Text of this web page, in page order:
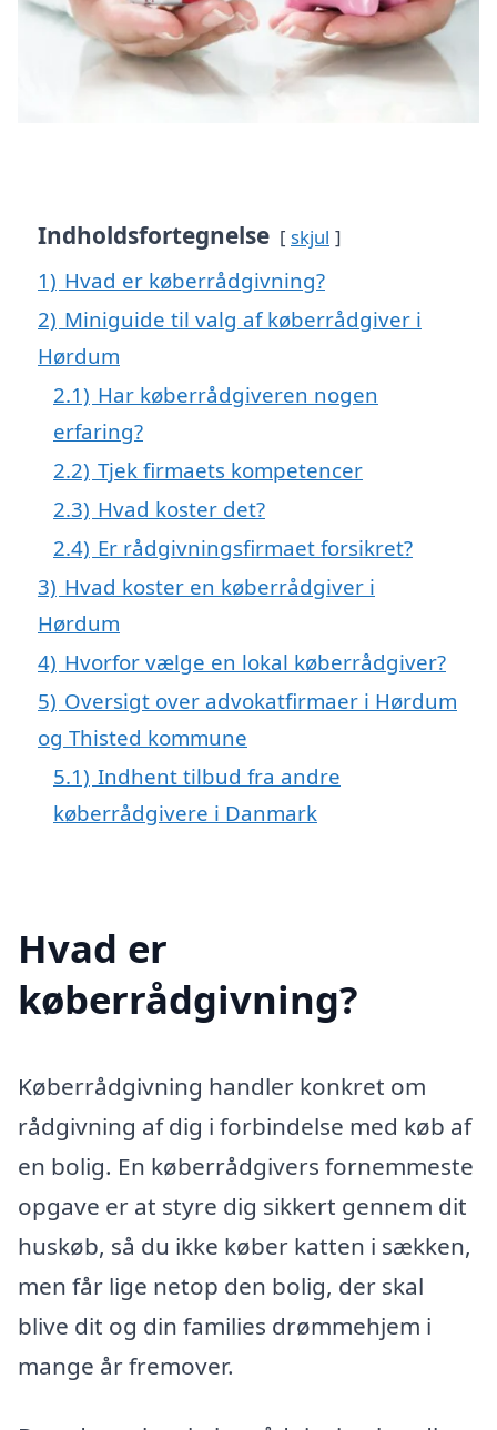
Indholdsfortegnelse skjul
1) Hvad er køberrådgivning?
2) Miniguide til valg af køberrådgiver i
Hørdum
2.1) Har køberrådgiveren nogen
erfaring?
2.2) Tjek firmaets kompetencer
2.3) Hvad koster det?
2.4) Er rådgivningsfirmaet forsikret?
3) Hvad koster en køberrådgiver i
Hørdum
4) Hvorfor vælge en lokal køberrådgiver?
5) Oversigt over advokatfirmaer i Hørdum
og Thisted kommune
5.1) Indhent tilbud fra andre
køberrådgivere i Danmark
Hvad er
køberrådgivning?
Køberrådgivning handler konkret om
rådgivning af dig i forbindelse med køb af
en bolig. En køberrådgivers fornemmeste
opgave er at styre dig sikkert gennem dit
huskøb, så du ikke køber katten i sækken,
men får lige netop den bolig, der skal
blive dit og din families drømmehjem i
mange år fremover.